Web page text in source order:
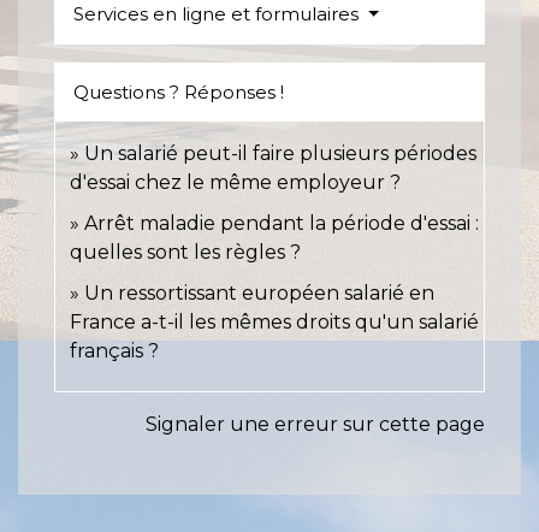
Services en ligne et formulaires
Questions ? Réponses !
Un salarié peut-il faire plusieurs périodes
d'essai chez le même employeur ?
Arrêt maladie pendant la période d'essai :
quelles sont les règles ?
Un ressortissant européen salarié en
France a-t-il les mêmes droits qu'un salarié
français ?
Signaler une erreur sur cette page